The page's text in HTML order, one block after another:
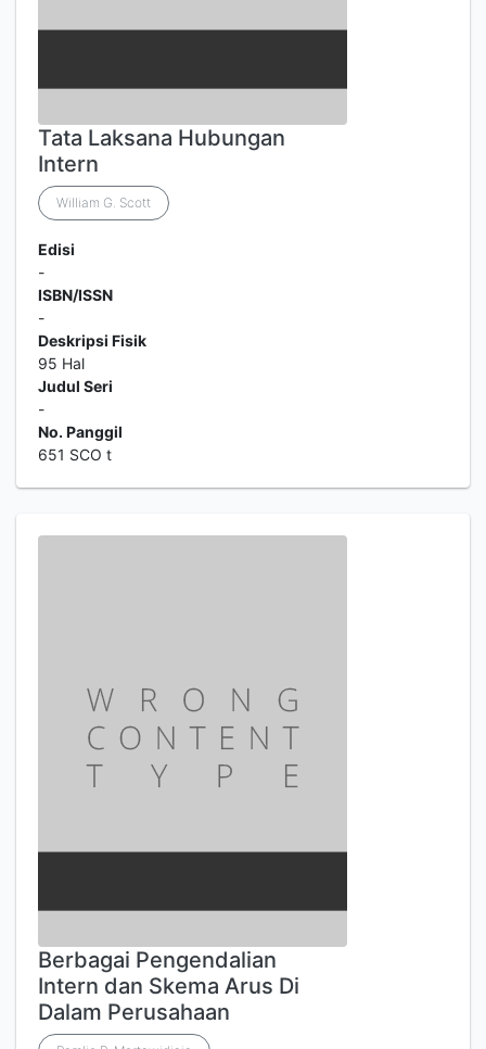
Tata Laksana Hubungan
Intern
William G. Scott
Edisi
-
ISBN/ISSN
-
Deskripsi Fisik
95 Hal
Judul Seri
-
No. Panggil
651 SCO t
Berbagai Pengendalian
Intern dan Skema Arus Di
Dalam Perusahaan